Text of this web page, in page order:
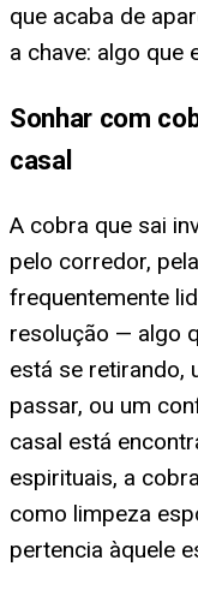
que acaba de
a chave: algo que
Sonhar com
casal
A cobra que sai
pelo corredor,
frequentemente
resolução — algo
está se retirando,
passar, ou um
casal está
espirituais, a
como limpeza
pertencia àquele